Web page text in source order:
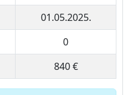
01.05.2025.
0
840 €